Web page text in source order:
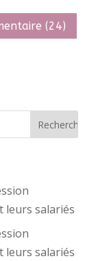
leurs salariés
leurs salariés